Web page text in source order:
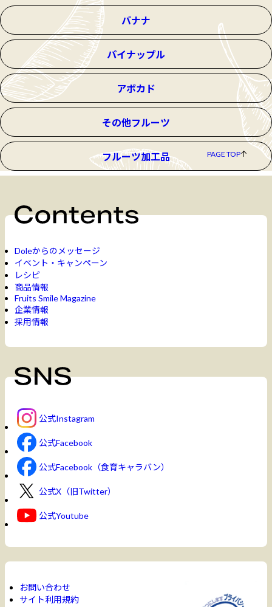
バナナ
パイナップル
アボカド
その他フルーツ
フルーツ加工品 PAGE TOP
Doleからのメッセージ
イベント・キャンペーン
レシピ
商品情報
Fruits Smile Magazine
企業情報
採用情報
公式Instagram
公式Facebook
公式Facebook（食育キャラバン）
公式X（旧Twitter）
公式Youtube
お問い合わせ
サイト利用規約